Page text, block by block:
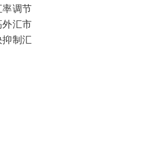
调节
汇市
制汇